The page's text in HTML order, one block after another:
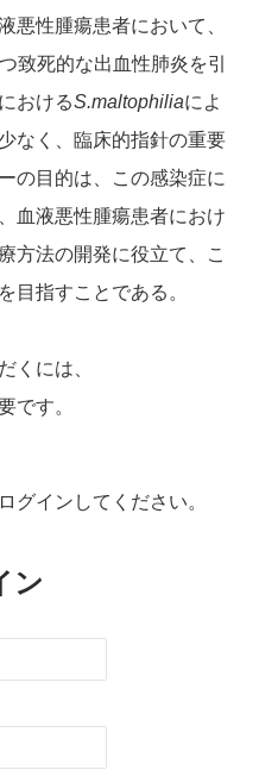
悪性腫瘍患者において、
致死的な出血性肺炎を引
おけるS.maltophiliaによ
なく、臨床的指針の重要
の目的は、この感染症に
血液悪性腫瘍患者におけ
方法の開発に役立て、こ
目指すことである。
くには、
です。
グインしてください。
ン